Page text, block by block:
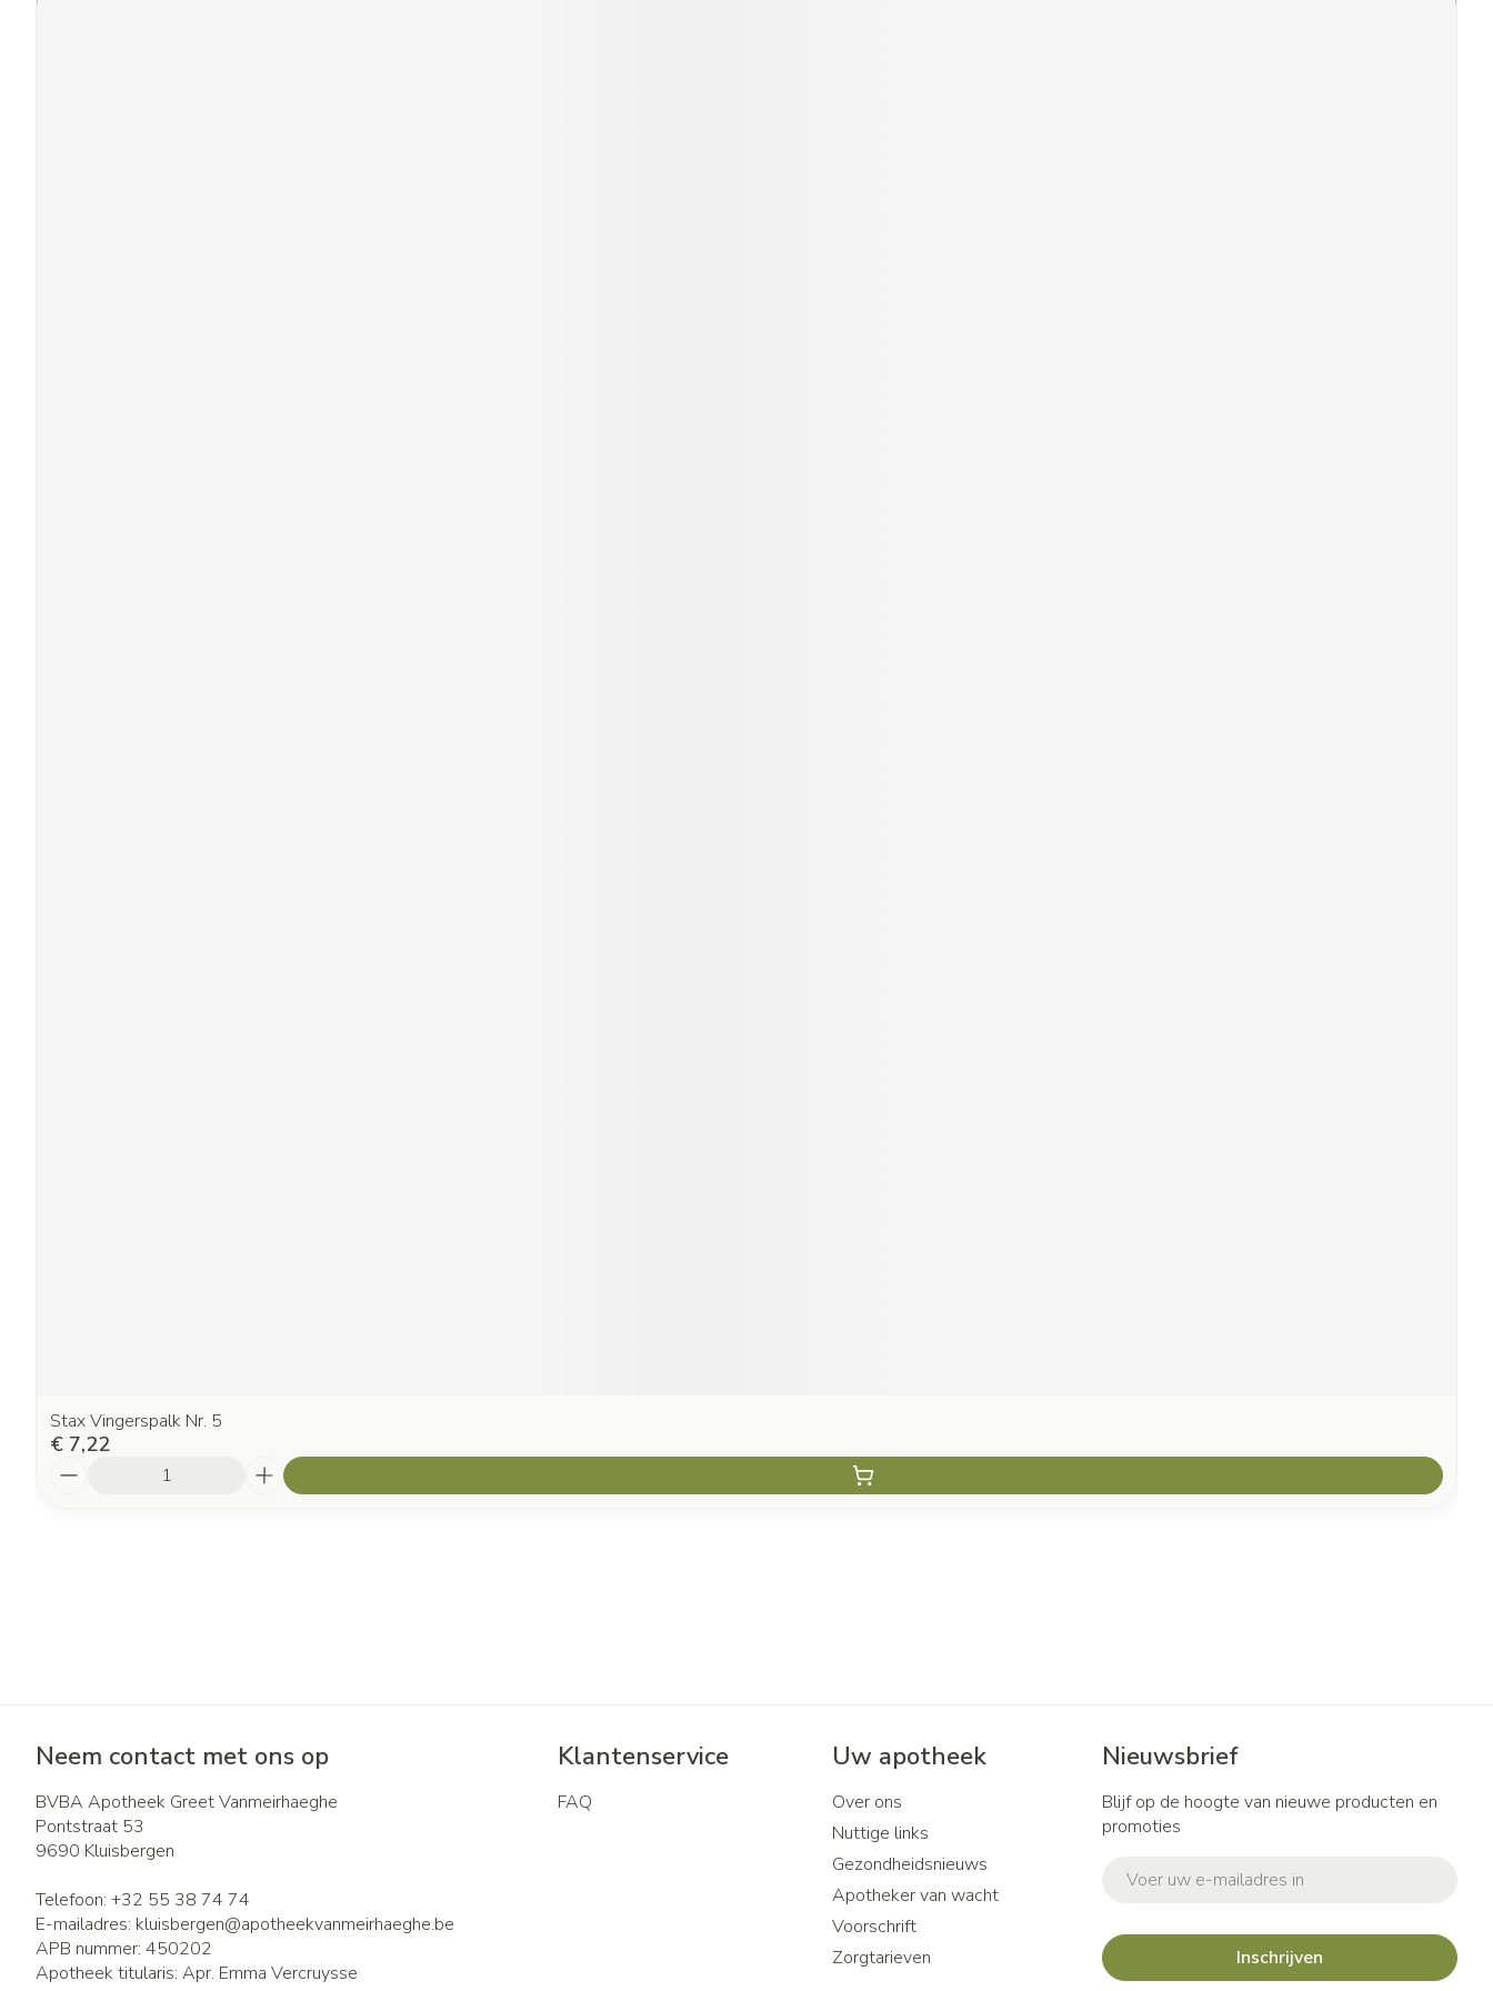
Stax Vingerspalk Nr. 5
€ 7,22
Neem contact met ons op
BVBA Apotheek Greet Vanmeirhaeghe
Pontstraat 53
9690 Kluisbergen
Telefoon: +32 55 38 74 74
E-mailadres: kluisbergen@apotheekvanmeirhaeghe.be
APB nummer: 450202
Apotheek titularis: Apr. Emma Vercruysse
Klantenservice
FAQ
Uw apotheek
Over ons
Nuttige links
Gezondheidsnieuws
Apotheker van wacht
Voorschrift
Zorgtarieven
Nieuwsbrief
Blijf op de hoogte van nieuwe producten en
promoties
Inschrijven